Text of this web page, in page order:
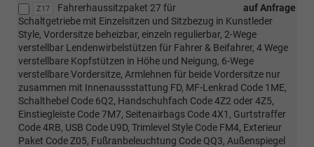
Z17 auf Anfrage
Fahrerhaussitzpaket 27 für
Schaltgetriebe mit Einzelsitzen und Sitzbezug in Kunstleder
Style, Vordersitze beheizbar, einzeln regulierbar, 2-Wege
verstellbar Lendenwirbelstützen für Fahrer & Beifahrer, 4 Wege
verstellbare Kopfstützen in Höhe und Neigung, 6-Wege
verstellbare Vordersitze, Armlehnen für beide Vordersitze nur
zusammen mit Innenaussstattung FD, MF-Lenkrad Code 1ME,
Schalthebel Code 6Q2, Handschuhfach Code 4Z2 oder 4Z5,
Einstiegleiste Code 7M7, Seitenairbags Code 4X1, Gurtstraffer
Code 4RB, USB Code U9D, Trimlevel Style Code FM4, Exterieur
Paket Code Z05, Fußranbeleuchtung Code QQ3, Außenspiegel